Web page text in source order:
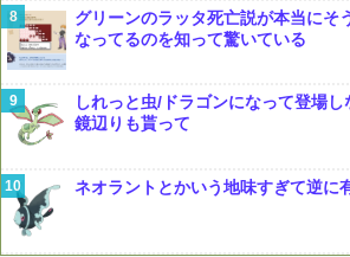
グリーンのラッタ死亡説が本当にそ
なってるのを知って驚いている
しれっと虫/ドラゴンになって登場
鏡辺りも貰って
ネオラントとかいう地味すぎて逆に